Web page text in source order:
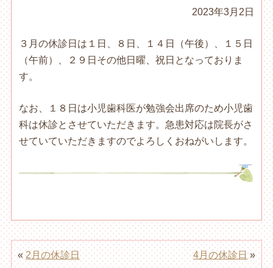
2023年3月2日
３月の休診日は１日、８日、１４日（午後）、１５日
（午前）、２９日その他日曜、祝日となっておりま
す。
なお、１８日は小児歯科医が勉強会出席のため小児歯
科は休診とさせていただきます。急患対応は院長がさ
せていていただきますのでよろしくおねがいします。
« 2月の休診日 4月の休診日»